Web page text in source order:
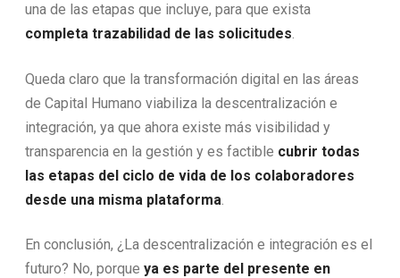
una de las etapas que incluye, para que exista
completa trazabilidad de las solicitudes.
Queda claro que la transformación digital en las áreas
de Capital Humano viabiliza la descentralización e
integración, ya que ahora existe más visibilidad y
transparencia en la gestión y es factible cubrir todas
las etapas del ciclo de vida de los colaboradores
desde una misma plataforma
En conclusión, ¿La descentralización e integración es el
futuro? No, porque ya es parte del presente en